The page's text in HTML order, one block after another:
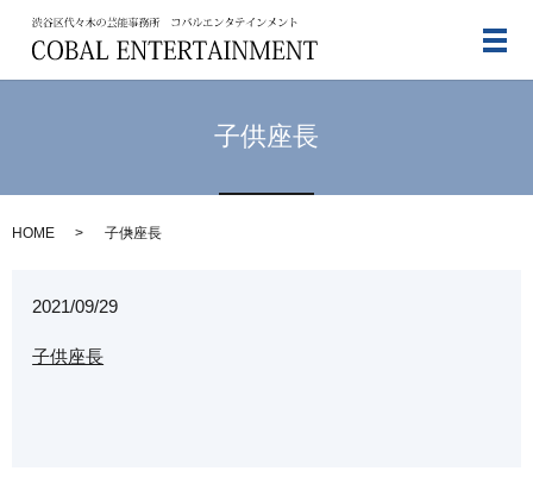
メ
子供座長
HOME 子供座長
2021/09/29
子供座長